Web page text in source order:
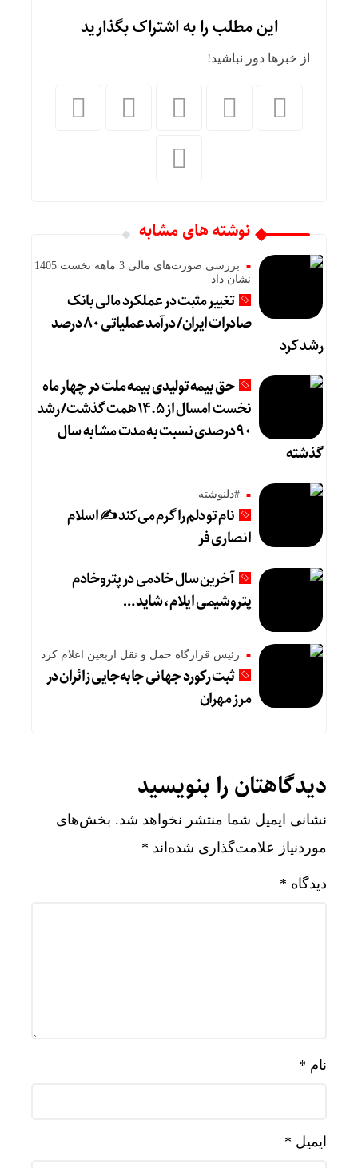
این مطلب را به اشتراک بگذارید
از خبرها دور نباشید!
نوشته های مشابه
بررسی صورت‌های مالی 3 ماهه نخست 1405
نشان داد
تغییر مثبت در عملکرد مالی بانک
صادرات ایران/ درآمد عملیاتی ۸۰ درصد
رشد کرد
حق بیمه تولیدی بیمه ملت در چهار ماه
نخست امسال از ۱۴.۵ همت گذشت/ رشد
۹۰ درصدی نسبت به مدت مشابه سال
گذشته
#دلنوشته
نام تو دلم را گرم می‌کند ✍️ اسلام
انصاری فر
آخرین سال خادمی در پتروخادم
پتروشیمی ایلام، شاید …
رئیس قرارگاه حمل و نقل اربعین اعلام کرد
ثبت رکورد جهانی جابه‌جایی زائران در
مرز مهران
دیدگاهتان را بنویسید
نشانی ایمیل شما منتشر نخواهد شد. بخش‌های
موردنیاز علامت‌گذاری شده‌اند *
دیدگاه *
نام *
ایمیل *